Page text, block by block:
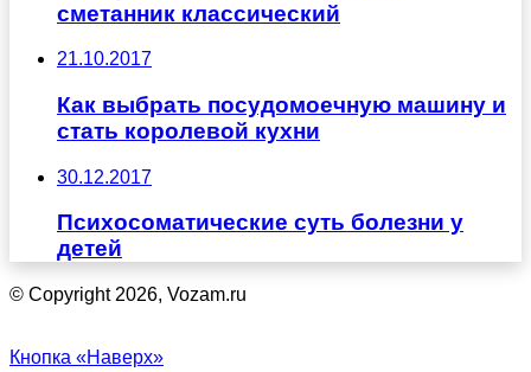
сметанник классический
21.10.2017
Как выбрать посудомоечную машину и
стать королевой кухни
30.12.2017
Психосоматические суть болезни у
детей
© Copyright 2026, Vozam.ru
Кнопка «Наверх»